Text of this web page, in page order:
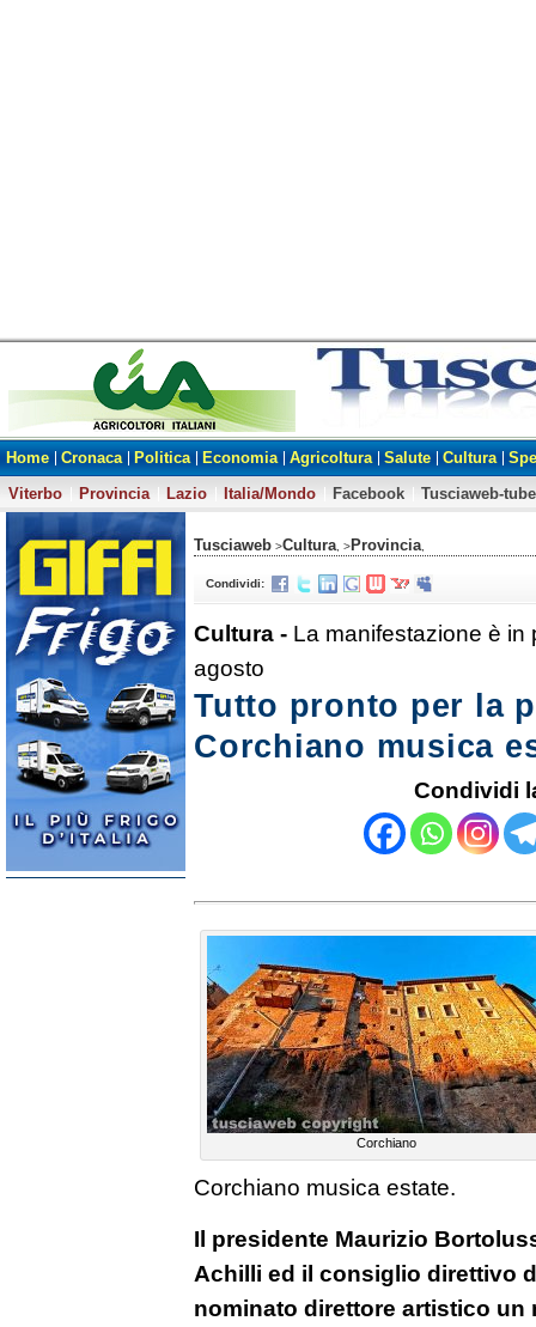
Home Cronaca Politica Economia Agricoltura Salute Cultura
Viterbo
Provincia Lazio Italia/Mondo Facebook Tusciaweb-tube
Tusciaweb >Cultura , >Provincia
Condividi:
Cultura - La manifestazione è in
agosto
Tutto pronto per la
Corchiano musica
Condividi
Corchiano
Corchiano musica estate.
Il presidente Maurizio
Achilli ed il consiglio direttivo
nominato direttore artistico un